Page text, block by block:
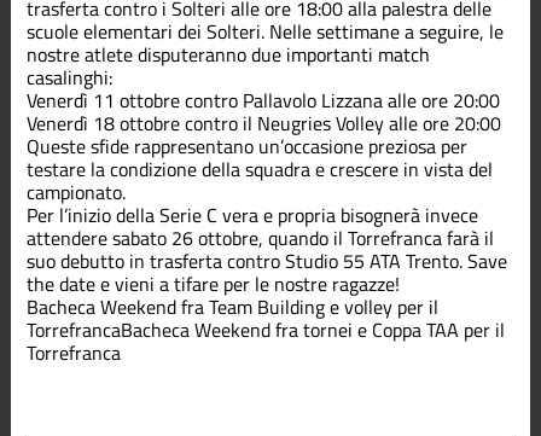
trasferta contro i Solteri alle ore 18:00 alla palestra delle
scuole elementari dei Solteri. Nelle settimane a seguire, le
nostre atlete disputeranno due importanti match
casalinghi:
Venerdì 11 ottobre contro Pallavolo Lizzana alle ore 20:00
Venerdì 18 ottobre contro il Neugries Volley alle ore 20:00
Queste sfide rappresentano un’occasione preziosa per
testare la condizione della squadra e crescere in vista del
campionato.
Per l’inizio della Serie C vera e propria bisognerà invece
attendere sabato 26 ottobre, quando il Torrefranca farà il
suo debutto in trasferta contro Studio 55 ATA Trento. Save
the date e vieni a tifare per le nostre ragazze!
BachecaWeekend fra Team Building e volley per il
TorrefrancaBachecaWeekend fra tornei e Coppa TAA per il
Torrefranca